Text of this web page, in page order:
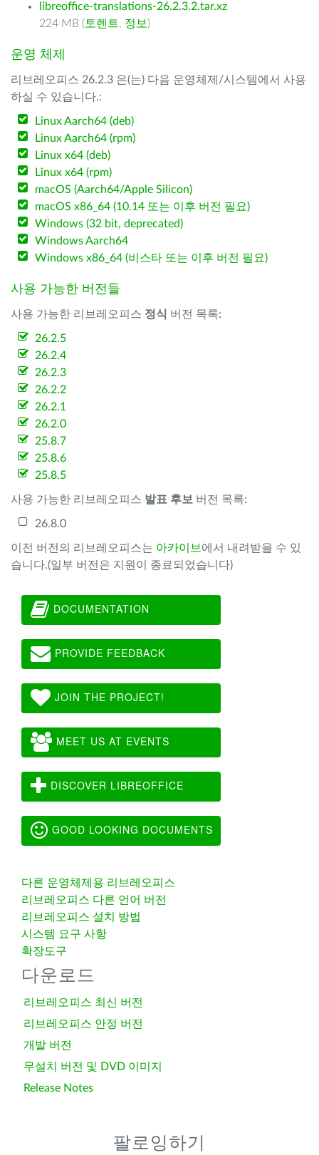
libreoffice-translations-26.2.3.2.tar.xz
224 MB ( 토렌트, 정보 )
운영 체제
리브레오피스 26.2.3 은(는) 다음 운영체제/시스템에서 사용
하실 수 있습니다.:
Linux Aarch64 (deb)
Linux Aarch64 (rpm)
Linux x64 (deb)
Linux x64 (rpm)
macOS (Aarch64/Apple Silicon)
macOS x86_64 (10.14 또는 이후 버전 필요)
Windows (32 bit, deprecated)
Windows Aarch64
Windows x86_64 (비스타 또는 이후 버전 필요)
사용 가능한 버전들
사용 가능한 리브레오피스 정식 버전 목록:
26.2.5
26.2.4
26.2.3
26.2.2
26.2.1
26.2.0
25.8.7
25.8.6
25.8.5
사용 가능한 리브레오피스 발표 후보 버전 목록:
26.8.0
이전 버전의 리브레오피스는 아카이브 에서 내려받을 수 있
습니다.(일부 버전은 지원이 종료되었습니다)
DOCUMENTATION
PROVIDE FEEDBACK
JOIN THE PROJECT!
MEET US AT EVENTS
DISCOVER LIBREOFFICE
GOOD LOOKING DOCUMENTS
다른 운영체제용 리브레오피스
리브레오피스 다른 언어 버전
리브레오피스 설치 방법
시스템 요구 사항
확장도구
다운로드
리브레오피스 최신 버전
리브레오피스 안정 버전
개발 버전
무설치 버전 및 DVD 이미지
Release Notes
팔로잉하기